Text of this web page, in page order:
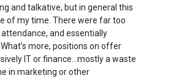
and talkative, but in general this
of my time. There were far too
and essentially
more, positions on offer
IT or finance…mostly a waste
in marketing or other